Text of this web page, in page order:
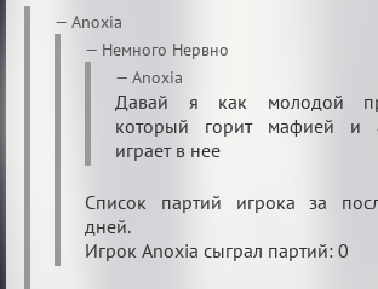
Re:
Разговоры
Anoxia
Немного Нервно
Anoxia
Давай я как молодой
который горит мафией и
играет в нее
Список партий игрока за
дней.
Игрок Anoxia сыграл партий: 0